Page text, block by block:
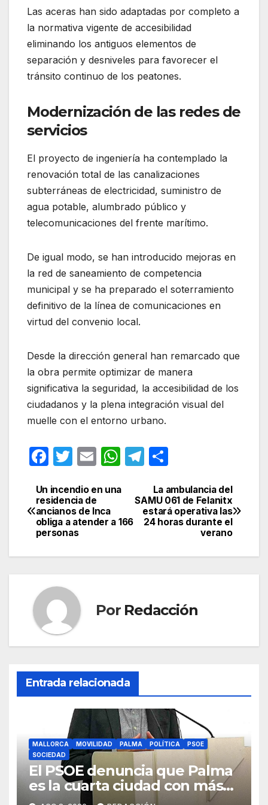
Las aceras han sido adaptadas por completo a
la normativa vigente de accesibilidad
eliminando los antiguos elementos de
separación y desniveles para favorecer el
tránsito continuo de los peatones.
Modernización de las redes de
servicios
El proyecto de ingeniería ha contemplado la
renovación total de las canalizaciones
subterráneas de electricidad, suministro de
agua potable, alumbrado público y
telecomunicaciones del frente marítimo.
De igual modo, se han introducido mejoras en
la red de saneamiento de competencia
municipal y se ha preparado el soterramiento
definitivo de la línea de comunicaciones en
virtud del convenio local.
Desde la dirección general han remarcado que
la obra permite optimizar de manera
significativa la seguridad, la accesibilidad de los
ciudadanos y la plena integración visual del
muelle con el entorno urbano.
F
c
e
b
o
k
T
itt
er
E
ail
W
at
s
A
p
T
e
gr
a
m
m
p
ar
tir
Navegación
de
entradas
La ambulancia del
SAMU 061 de Felanitx
estará operativa las
24 horas durante el
verano
Un incendio en una
residencia de
ancianos de Inca
obliga a atender a 166
personas
Por Redacción
Entrada relacionada
MALLORCA MOVILIDAD PALMA POLÍTICA
PSOE
SOCIEDAD
El PSOE denuncia que Palma
es la cuarta ciudad con más
atascos por el «fracaso» de